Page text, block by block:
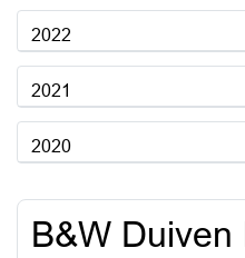
2022
2021
2020
B&W